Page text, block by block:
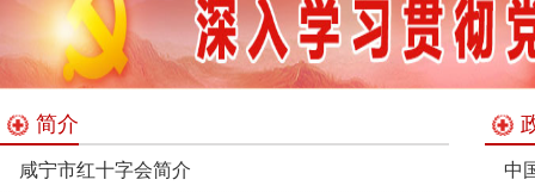
简介
咸宁市红十字会简介
中